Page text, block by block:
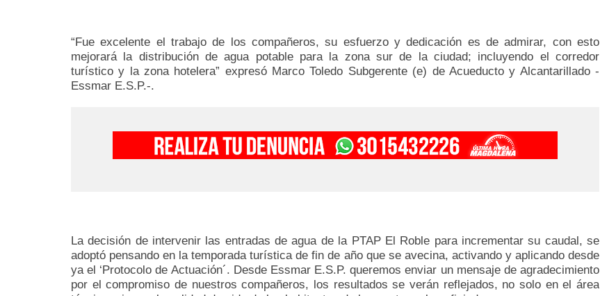
“Fue excelente el trabajo de los compañeros, su esfuerzo y dedicación es de admirar, con esto
mejorará la distribución de agua potable para la zona sur de la ciudad; incluyendo el corredor
turístico y la zona hotelera” expresó Marco Toledo Subgerente (e) de Acueducto y Alcantarillado -
Essmar E.S.P.-.
La decisión de intervenir las entradas de agua de la PTAP El Roble para incrementar su caudal, se
adoptó pensando en la temporada turística de fin de año que se avecina, activando y aplicando desde
ya el ‘Protocolo de Actuación´. Desde Essmar E.S.P. queremos enviar un mensaje de agradecimiento
por el compromiso de nuestros compañeros, los resultados se verán reflejados, no solo en el área